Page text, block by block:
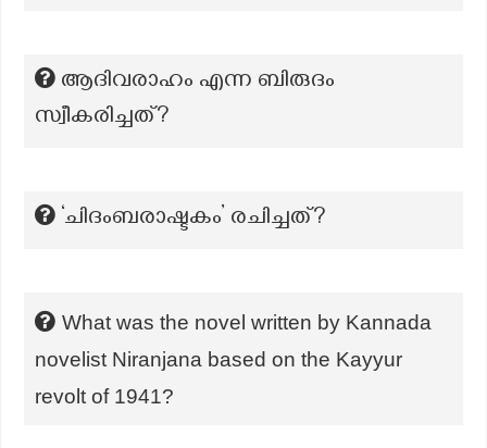
ആദിവരാഹം എന്ന ബിരുദം
സ്വീകരിച്ചത്?
‘ചിദംബരാഷ്ടകം’ രചിച്ചത്?
What was the novel written by Kannada
novelist Niranjana based on the Kayyur
revolt of 1941?